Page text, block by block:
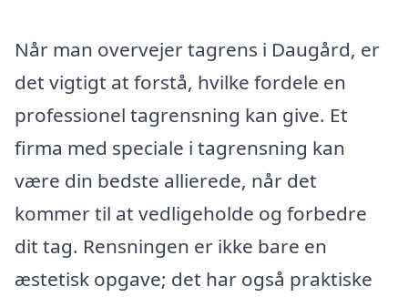
Når man overvejer tagrens i Daugård, er
det vigtigt at forstå, hvilke fordele en
professionel tagrensning kan give. Et
firma med speciale i tagrensning kan
være din bedste allierede, når det
kommer til at vedligeholde og forbedre
dit tag. Rensningen er ikke bare en
æstetisk opgave; det har også praktiske